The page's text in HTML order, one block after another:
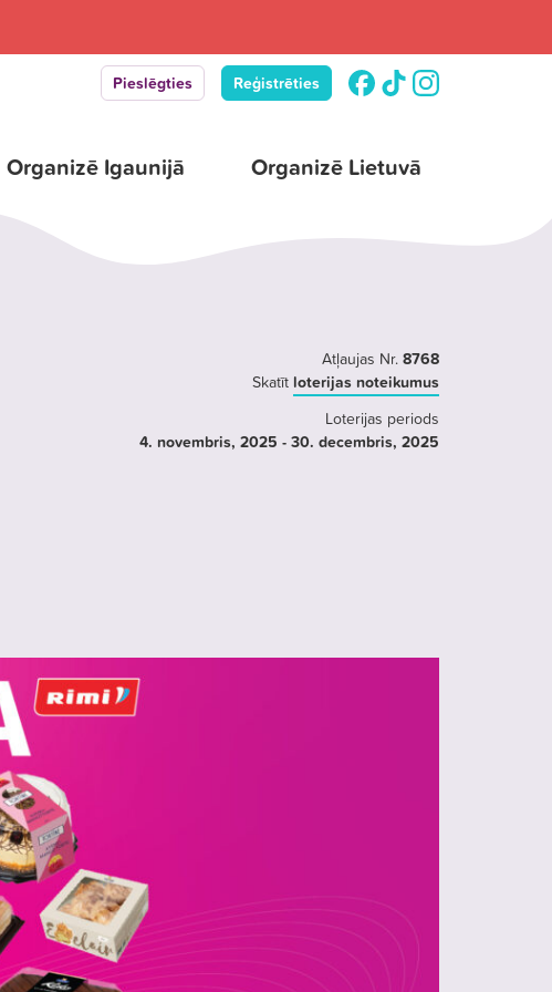
Pieslēgties Reģistrēties
Organizē Igaunijā Organizē Lietuvā
Atļaujas Nr. 8768
Skatīt loterijas noteikumus
Loterijas periods
4. novembris, 2025 - 30. decembris, 2025